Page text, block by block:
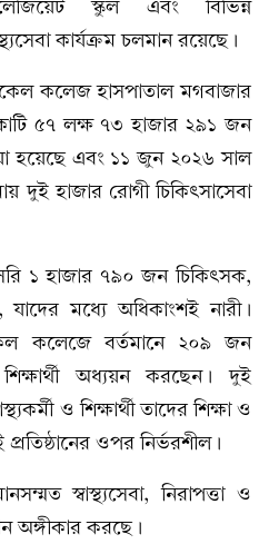
স্কুল এবং বিভিন্ন
কার্যক্রম চলমান রয়েছে।
কলেজ হাসপাতাল মগবাজার
৫৭ লক্ষ ৭৩ হাজার ২৯১ জন
হয়েছে এবং ১১ জুন ২০২৬ সাল
দুই হাজার রোগী চিকিৎসাসেবা
১ হাজার ৭৯০ জন চিকিৎসক,
মধ্যে অধিকাংশই নারী।
কলেজে বর্তমানে ২০৯ জন
শিক্ষার্থী অধ্যয়ন করছেন। দুই
ও শিক্ষার্থী তাদের শিক্ষা ও
ওপর নির্ভরশীল।
স্বাস্থ্যসেবা, নিরাপত্তা ও
অঙ্গীকার করছে।